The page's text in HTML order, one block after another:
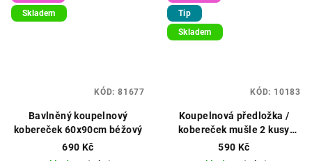
Skladem
Bavlněný koupelnový
kobereček 60x90cm béžový
690 Kč
KÓD: 81677
Tip
Skladem
Koupelnová předložka /
kobereček mušle 2 kusy
50x80cm+50x40cm béžový
590 Kč
KÓD: 10183